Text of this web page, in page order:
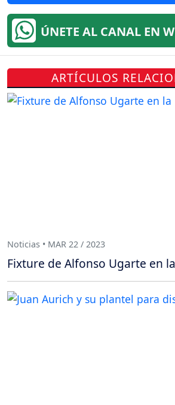
ÚNETE AL CANAL EN
ARTÍCULOS
Noticias • MAR 22 / 2023
Fixture de Alfonso Ugarte en